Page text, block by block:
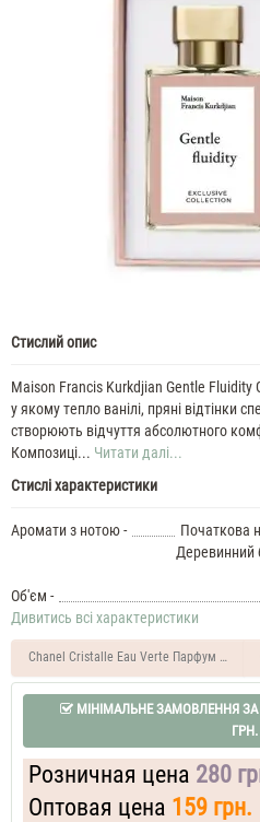
Стислий опис
Maison Francis Kurkdjian Gentle Fluidity
у якому тепло ванілі, пряні відтінки
створюють відчуття абсолютного
Композиці... Читати далі...
Стислі характеристики
Аромати з нотою -
Початкова
Деревинний
Об'єм -
Дивитись всі характеристики
Chanel Cristalle Eau Verte Парфум
МІНІМАЛЬНЕ ЗАМОВЛЕННЯ
ГРН.
Розничная цена 280
Оптовая цена 159 грн.